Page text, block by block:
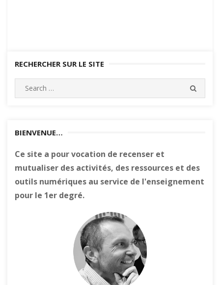
RECHERCHER SUR LE SITE
BIENVENUE…
Ce site a pour vocation de recenser et
mutualiser des activités, des ressources et des
outils numériques au service de l'enseignement
pour le 1er degré.